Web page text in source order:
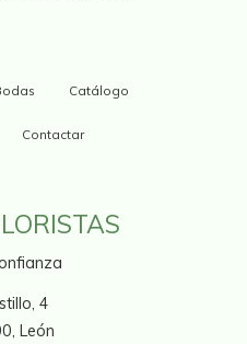
Catálogo
Contactar
4
León